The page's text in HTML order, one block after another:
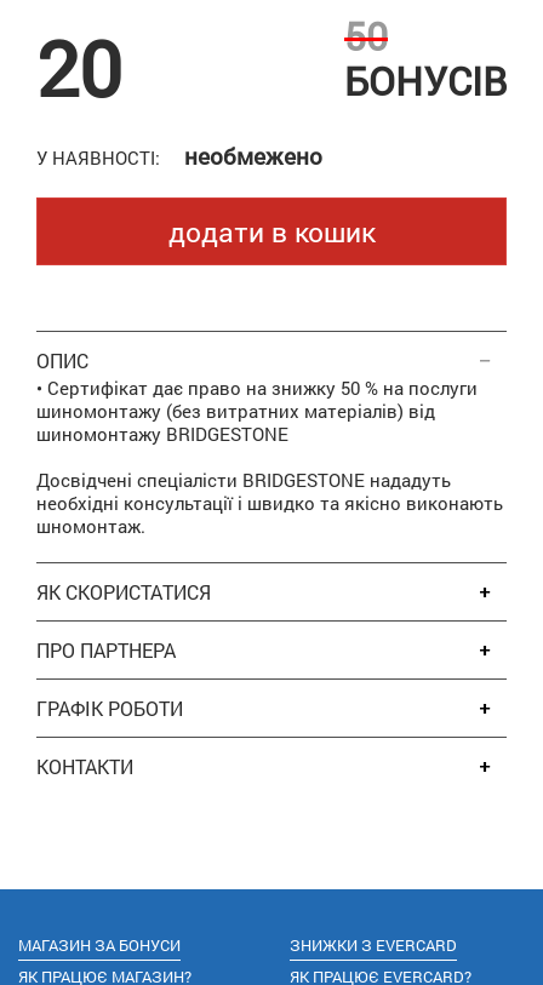
20
50
БОНУСІВ
У НАЯВНОСТІ: необмежено
додати в кошик
ОПИС
• Сертифікат дає право на знижку 50 % на послуги
шиномонтажу (без витратних матеріалів) від
шиномонтажу BRIDGESTONE
Досвідчені спеціалісти BRIDGESTONE нададуть
необхідні консультації і швидко та якісно виконають
шномонтаж.
ЯК СКОРИСТАТИСЯ
ПРО ПАРТНЕРА
ГРАФІК РОБОТИ
КОНТАКТИ
МАГАЗИН ЗА БОНУСИ
ЯК ПРАЦЮЄ МАГАЗИН?
ЗНИЖКИ З EVERCARD
ЯК ПРАЦЮЄ EVERCARD?